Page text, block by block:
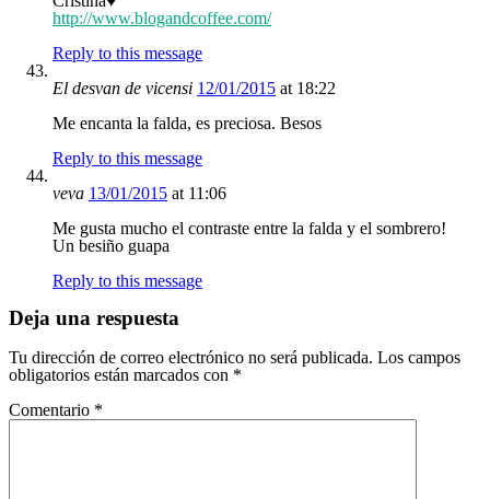
http://www.blogandcoffee.com/
Reply to this message
El desvan de vicensi 12/01/2015 at 18:22
Me encanta la falda, es preciosa. Besos
Reply to this message
veva 13/01/2015 at 11:06
Me gusta mucho el contraste entre la falda y el sombrero!
Un besiño guapa
Reply to this message
Deja una respuesta
Tu dirección de correo electrónico no será publicada. Los campos
obligatorios están marcados con *
Comentario *